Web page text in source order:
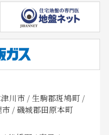
川市 / 生駒郡斑鳩町 /
市 / 磯城郡田原本町